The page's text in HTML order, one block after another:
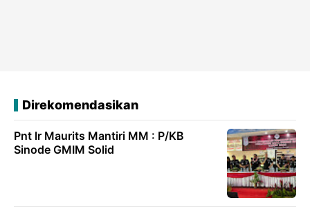
Direkomendasikan
Pnt lr Maurits Mantiri MM : P/KB
Sinode GMIM Solid